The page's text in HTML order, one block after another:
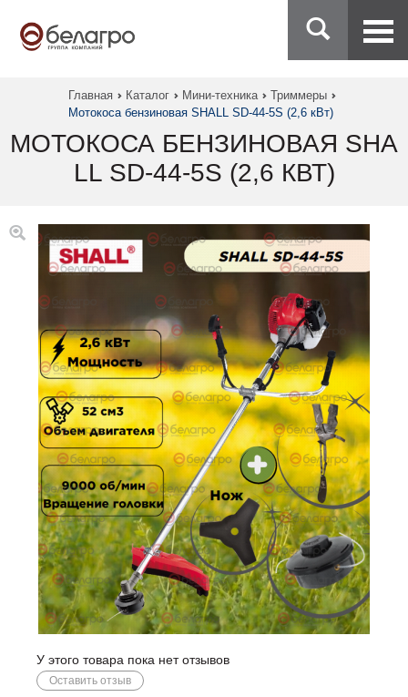
Главная Каталог Мини-техника
Триммеры
Мотокоса бензиновая SHALL SD-44-5S (2,6 кВт)
МОТОКОСА БЕНЗИНОВАЯ SHA
LL SD-44-5S (2,6 КВТ)
У этого товара пока нет отзывов
Оставить отзыв